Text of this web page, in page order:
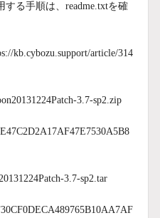
る手順は、readme.txtを確
kb.cybozu.support/article/314
3.7-sp2.zip
3.7-sp2.tar